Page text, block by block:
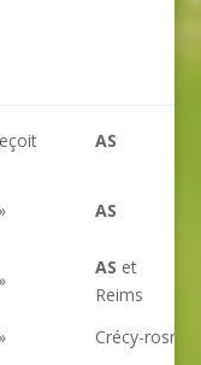
AS
» AS
»
AS et
Reims
»
Crécy-rosny